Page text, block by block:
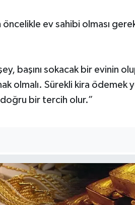
öncelikle ev sahibi olması
başını sokacak bir evinin
olmalı. Sürekli kira ödemek
bir tercih olur.”